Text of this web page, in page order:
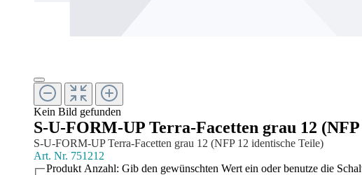
Kein Bild gefunden
S-U-FORM-UP Terra-Facetten grau 12
S-U-FORM-UP Terra-Facetten grau 12 (NFP 12 identische Teile)
Art. Nr. 751212
Produkt Anzahl: Gib den gewünschten Wert ein oder benutze die